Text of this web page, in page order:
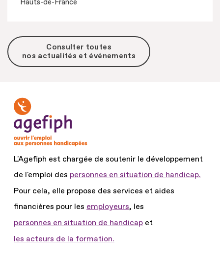
Hauts-de-France
Consulter toutes
nos actualités et événements
L'Agefiph est chargée de soutenir le développement
de l'emploi des personnes en situation de handicap.
Pour cela, elle propose des services et aides
financières pour les employeurs, les
personnes en situation de handicap et
les acteurs de la formation.